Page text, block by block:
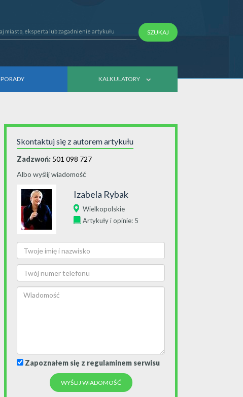
SZUKAJ
PORADY KALKULATORY
Skontaktuj się z autorem artykułu
Zadzwoń: 501 098 727
Albo wyślij wiadomość
Izabela Rybak
Wielkopolskie
Artykuły i opinie: 5
Zapoznałem się z regulaminem serwisu